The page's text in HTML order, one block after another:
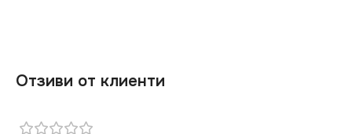
Отзиви от клиенти